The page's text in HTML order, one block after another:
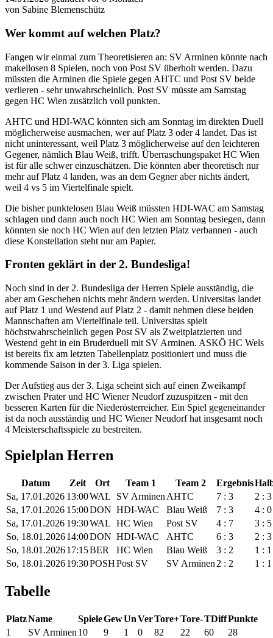
von Sabine Blemenschütz
Wer kommt auf welchen Platz?
Fangen wir einmal zum Theoretisieren an: SV Arminen könnte nach
makellosen 8 Spielen, noch von Post SV überholt werden. Dazu
müssten die Arminen die Spiele gegen AHTC und Post SV beide
verlieren - sehr unwahrscheinlich. Post SV müsste am Samstag
gegen HC Wien zusätzlich voll punkten.
AHTC und HDI-WAC könnten sich am Sonntag im direkten Duell
möglicherweise ausmachen, wer auf Platz 3 oder 4 landet. Das ist
nicht uninteressant, weil Platz 3 möglicherweise auf den leichteren
Gegener, nämlich Blau Weiß, trifft. Überraschungspaket HC Wien
ist für alle schwer einzuschätzen. Die könnten aber theoretisch nur
mehr auf Platz 4 landen, was an dem Gegner aber nichts ändert,
weil 4 vs 5 im Viertelfinale spielt.
Die bisher punktelosen Blau Weiß müssten HDI-WAC am Samstag
schlagen und dann auch noch HC Wien am Sonntag besiegen, dann
könnten sie noch HC Wien auf den letzten Platz verbannen - auch
diese Konstellation steht nur am Papier.
Fronten geklärt in der 2. Bundesliga!
Noch sind in der 2. Bundesliga der Herren Spiele ausständig, die
aber am Geschehen nichts mehr ändern werden. Universitas landet
auf Platz 1 und Westend auf Platz 2 - damit nehmen diese beiden
Mannschaften am Viertelfinale teil. Universitas spielt
höchstwahrscheinlich gegen Post SV als Zweitplatzierten und
Westend geht in ein Bruderduell mit SV Arminen. ASKÖ HC Wels
ist bereits fix am letzten Tabellenplatz positioniert und muss die
kommende Saison in der 3. Liga spielen.
Der Aufstieg aus der 3. Liga scheint sich auf einen Zweikampf
zwischen Prater und HC Wiener Neudorf zuzuspitzen - mit den
besseren Karten für die Niederösterreicher. Ein Spiel gegeneinander
ist da noch ausständig und HC Wiener Neudorf hat insgesamt noch
4 Meisterschaftsspiele zu bestreiten.
Spielplan Herren
Datum Zeit Ort Team 1 Team 2 Ergebnis
Sa, 17.01.2026 13:00WAL SV Arminen AHTC 7 : 3
2 : 3
Sa, 17.01.2026 15:00DON HDI-WAC Blau Weiß 7 : 3
4 : 0
Sa, 17.01.2026 19:30WAL HC Wien Post SV 4 : 7
3 : 5
So, 18.01.202614:00DON HDI-WAC AHTC 6 : 3
2 : 3
So, 18.01.202617:15BER HC Wien Blau Weiß 3 : 2
1 : 1
So, 18.01.202619:30POSHPost SV SV Arminen 2 : 2 1 : 1
Tabelle
PlatzName SpieleGewUnVerTore+Tore-TDiffPunkte
1
SV Arminen 10 9 1 0 82 22 60
28